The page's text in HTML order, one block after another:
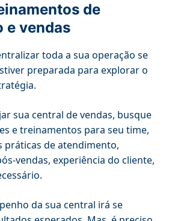
de
e vendas
toda a sua operação se
preparada para explorar o
sua central de vendas, busque
e treinamentos para seu time,
práticas de atendimento,
vendas, experiência do cliente,
da sua central irá se